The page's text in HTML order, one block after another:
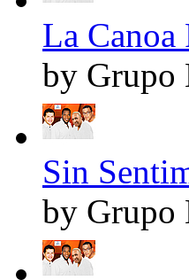
La Canoa
by Grupo
Sin
by Grupo